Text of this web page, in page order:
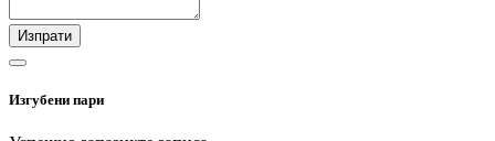
Изпрати
Изгубени пари